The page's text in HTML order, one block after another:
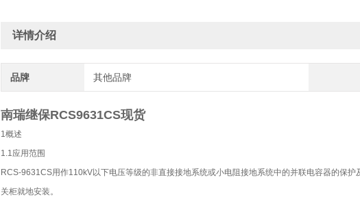
详情介绍
品牌 其他品牌
南瑞继保RCS9631CS现货
1概述
1.1应用范围
RCS-9631CS用作110kV以下电压等级的非直接接地系统或小电阻接地系统中的并联电容器的保
关柜就地安装。